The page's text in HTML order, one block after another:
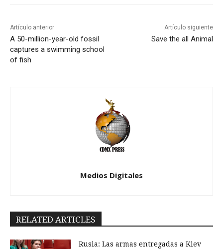
Artículo anterior
A 50-million-year-old fossil
captures a swimming school
of fish
Artículo siguiente
Save the all Animal
Medios Digitales
RELATED ARTICLES
Rusia: Las armas entregadas a Kiev